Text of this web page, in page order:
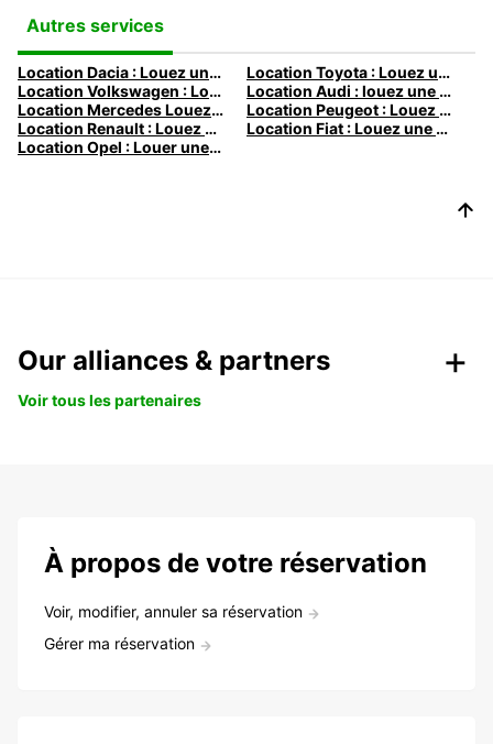
Autres services
Location Dacia : Louez une Dacia avec Europcar
Location Toyota : Louez une Toyota avec Europcar
Location Volkswagen : Louez une Volkswagen avec Europcar
Location Audi : louez une Audi avec Europcar
Location Mercedes Louez une Mercedes avec Europcar
Location Peugeot : Louez une Peugeot avec Europcar
Location Renault : Louez une Renault avec Europcar
Location Fiat : Louez une Fiat avec Europcar
Location Opel : Louer une Opel avec Europcar
Our alliances & partners
Voir tous les partenaires
À propos de votre réservation
Voir, modifier, annuler sa réservation
Gérer ma réservation